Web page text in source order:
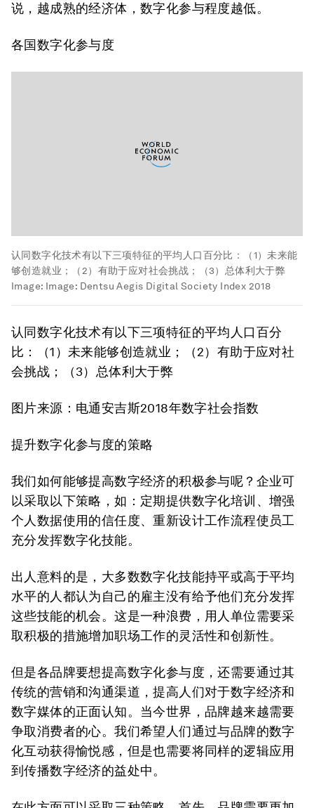
说，越成熟的经济体，数字化参与程度越低。
各国数字化参与度
认同数字化技术有以下三项特征的平均人口百分比：（1）未来能
够创造就业；（2）有助于应对社会挑战；（3）总体利大于弊
Image: Image: Dentsu Aegis Digital Society Index 2018
认同数字化技术有以下三项特征的平均人口百分
比：（1）未来能够创造就业；（2）有助于应对社
会挑战；（3）总体利大于弊
图片来源：电通安吉斯2018年数字社会指数
提升数字化参与度的策略
我们如何能够提高数字经济的积极参与呢？企业可
以采取以下策略，如：定期提供数字化培训、增强
个人数据使用的信任度、重新设计工作流程使员工
充分发挥数字化技能。
出人意料的是，大多数数字化技能持平或高于平均
水平的人都认为自己的雇主没有给予他们充分发挥
这些技能的机会。这是一种浪费，用人单位需要采
取积极的措施增加职场工作的灵活性和创新性。
但是各品牌要想提高数字化参与度，还需要通过其
传统的营销和沟通渠道，提高人们对于数字经济和
数字媒体的正面认知。当今世界，品牌越来越需要
争取消费者的心。我们希望人们通过与品牌的数字
化互动获得愉悦感，但是也需要将同样的逻辑应用
到传播数字经济的益处中。